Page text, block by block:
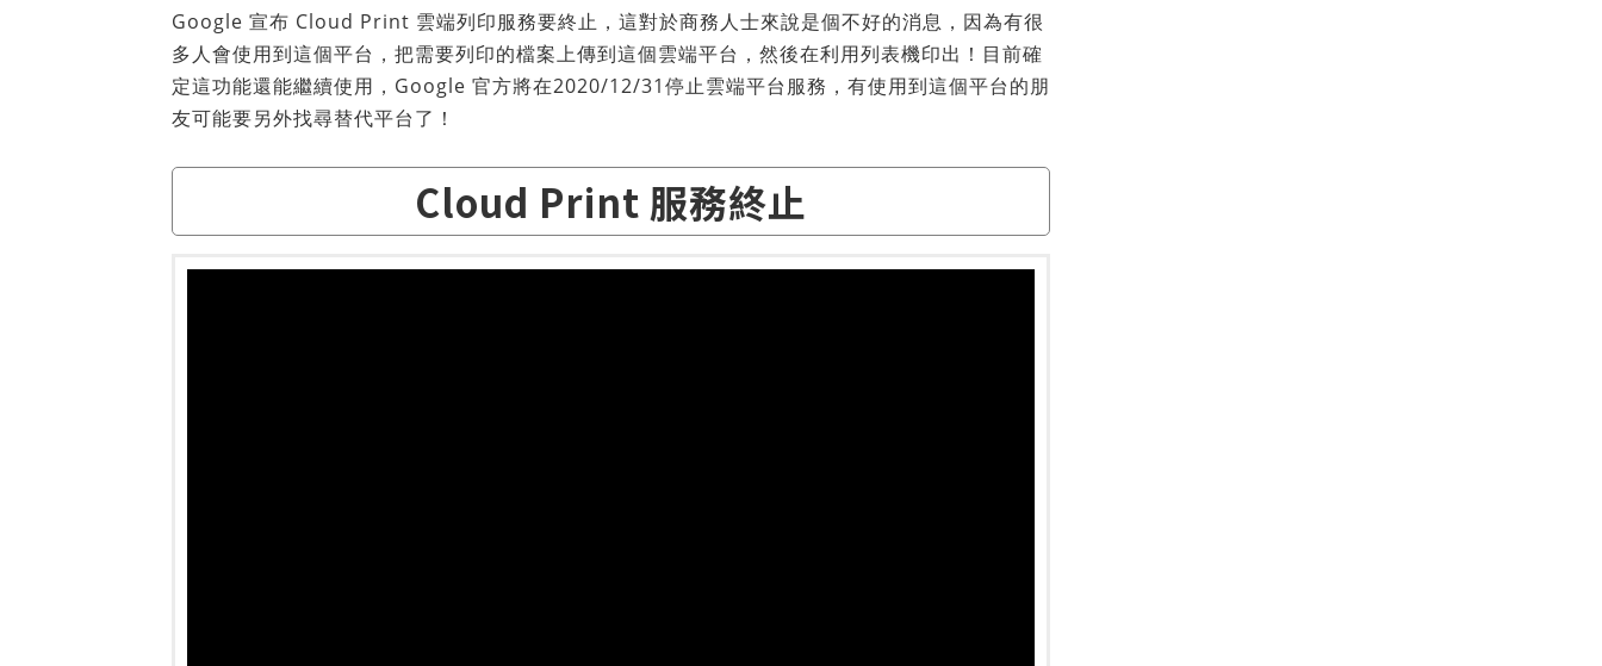
Google 宣布 Cloud Print 雲端列印服務要終止，這對於商務人士來說是個不好的消息，因為有很
多人會使用到這個平台，把需要列印的檔案上傳到這個雲端平台，然後在利用列表機印出！目前確
定這功能還能繼續使用，Google 官方將在2020/12/31停止雲端平台服務，有使用到這個平台的朋
友可能要另外找尋替代平台了！
Cloud Print 服務終止